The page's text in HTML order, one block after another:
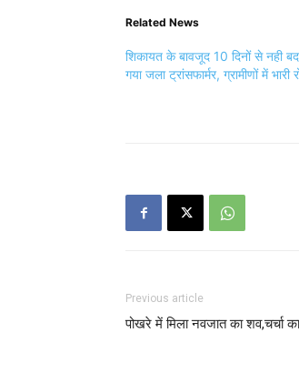
Related News
शिकायत के बावजूद 10 दिनों से नही
गया जला ट्रांसफार्मर, ग्रामीणों में भारी
Previous article
पोखरे में मिला नवजात का शव,चर्चा